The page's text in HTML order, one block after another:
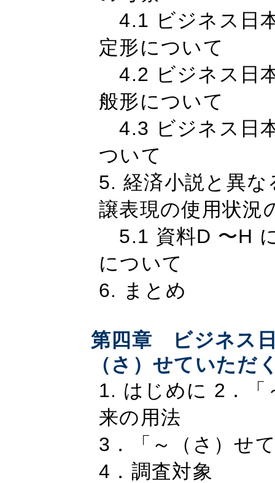
4.1 ビジネス日
定形について
4.2 ビジネス日
般形について
4.3 ビジネス日
ついて
5. 経済小説と異
譲表現の使用状況
5.1 資料D 〜H
について
6. まとめ
第四章 ビジネス
（さ）せていただ
1. はじめに 2．「
来の用法
3．「～（さ）せ
4．調査対象